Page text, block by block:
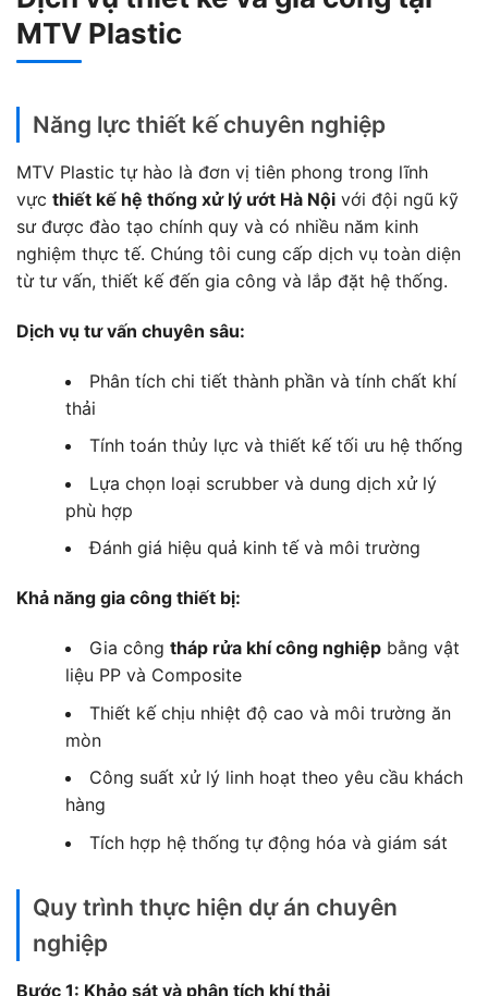
MTV Plastic
Năng lực thiết kế chuyên nghiệp
MTV Plastic tự hào là đơn vị tiên phong trong lĩnh
vực thiết kế hệ thống xử lý ướt Hà Nội với đội ngũ kỹ
sư được đào tạo chính quy và có nhiều năm kinh
nghiệm thực tế. Chúng tôi cung cấp dịch vụ toàn diện
từ tư vấn, thiết kế đến gia công và lắp đặt hệ thống.
Dịch vụ tư vấn chuyên sâu:
Phân tích chi tiết thành phần và tính chất khí
thải
Tính toán thủy lực và thiết kế tối ưu hệ thống
Lựa chọn loại scrubber và dung dịch xử lý
phù hợp
Đánh giá hiệu quả kinh tế và môi trường
Khả năng gia công thiết bị:
Gia công tháp rửa khí công nghiệpbằng vật
liệu PP và Composite
Thiết kế chịu nhiệt độ cao và môi trường ăn
mòn
Công suất xử lý linh hoạt theo yêu cầu khách
hàng
Tích hợp hệ thống tự động hóa và giám sát
Quy trình thực hiện dự án chuyên
nghiệp
Bước 1: Khảo sát và phân tích khí thải